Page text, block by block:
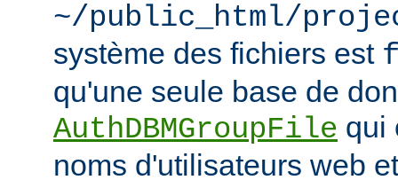
~/public_html/
système des fichiers est
qu'une seule base de
AuthDBMGroupFile qui
noms d'utilisateurs web